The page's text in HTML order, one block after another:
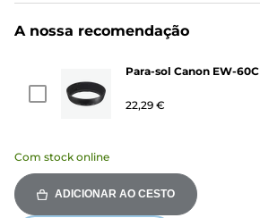
A nossa recomendação
Para-sol Canon EW-60C
22,29 €
Com stock online
ADICIONAR AO CESTO